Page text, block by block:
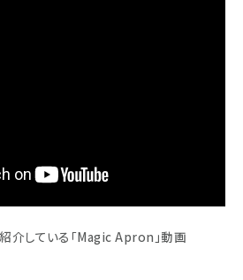
している「Magic Apron」動画